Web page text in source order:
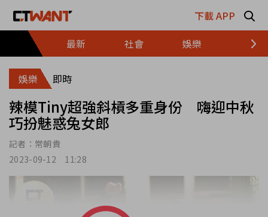
下載 APP
最新
社會 娛樂 財經
娛樂 即時
辣模Tiny超強斜槓多重身份 嗨迎中秋
巧扮魅惑兔女郎
記者： 常朝貴
2023-09-12 11:28